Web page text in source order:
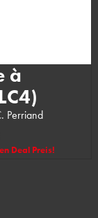
à
Perriand
Deal Preis!